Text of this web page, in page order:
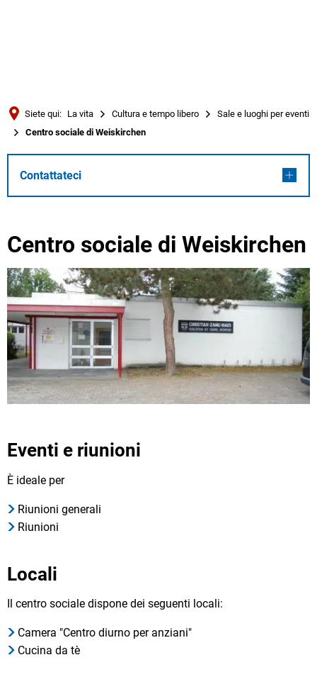
Deutsch
Siete qui: La vita Cultura e tempo libero
Sale e luoghi per eventi
Centro sociale di Weiskirchen
Contattateci
Centro sociale di Weiskirchen
Eventi e riunioni
È ideale per
Riunioni generali
Riunioni
Locali
Il centro sociale dispone dei seguenti locali:
Camera "Centro diurno per anziani"
Cucina da tè